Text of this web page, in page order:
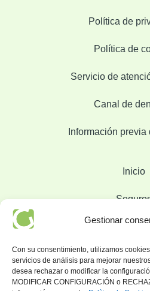
Gestionar
Con su consentimiento, utilizamos
servicios de análisis para mejorar
desea rechazar o modificar la
MODIFICAR CONFIGURACIÓN o
Política de
Política de
Servicio de
Canal de
Información
Inicio
Sobre
Blog